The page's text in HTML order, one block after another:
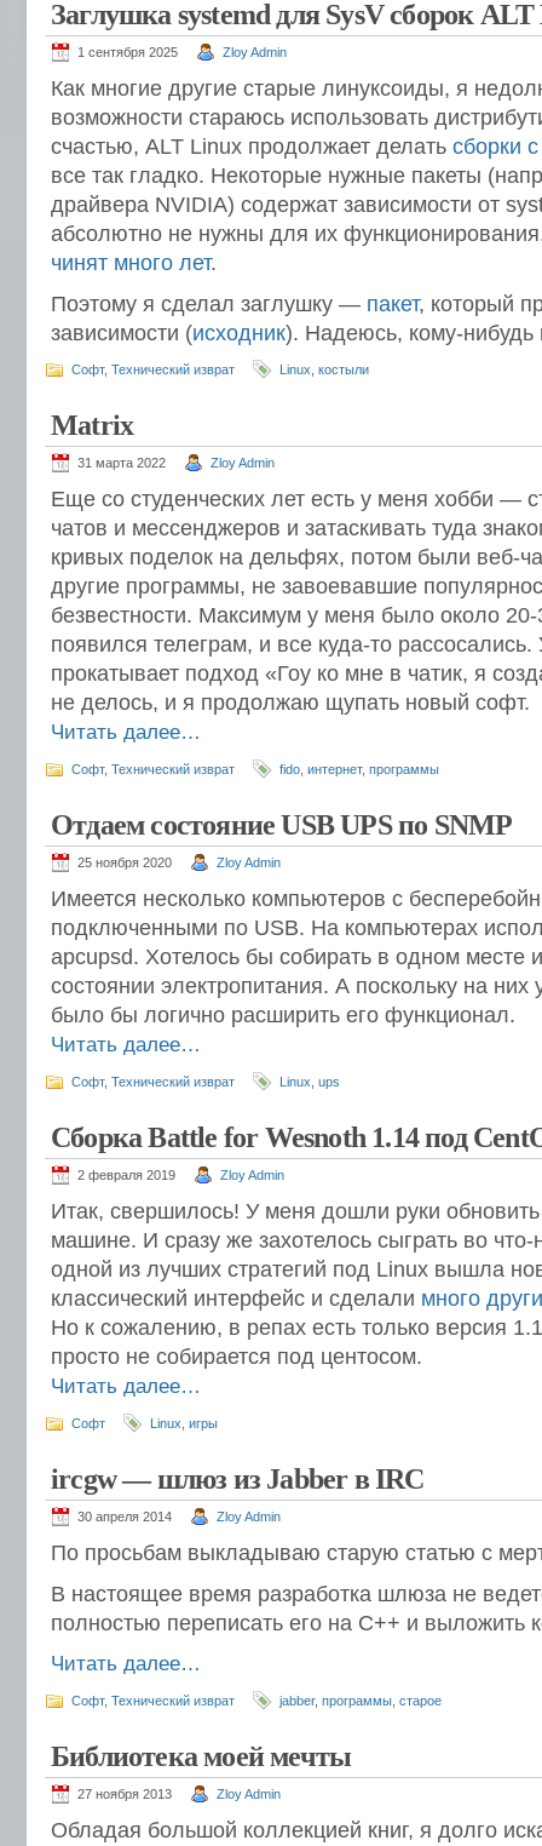
Заглушка systemd для SysV сборок
1 сентября 2025 Zloy Admin
Как многие другие старые линуксоиды, я
возможности стараюсь использовать
счастью, ALT Linux продолжает делать сборки
все так гладко. Некоторые нужные пакеты
драйвера NVIDIA) содержат зависимости от
абсолютно не нужны для их
чинят много лет.
Поэтому я сделал заглушку — пакет, который
зависимости (исходник). Надеюсь, кому-нибудь
Софт, Технический изврат Linux костыли
Matrix
31 марта 2022 Zloy Admin
Еще со студенческих лет есть у меня хобби —
чатов и мессенджеров и затаскивать туда
кривых поделок на дельфях, потом были веб-
другие программы, не завоевавшие
безвестности. Максимум у меня было около
появился телеграм, и все куда-то
прокатывает подход «Гоу ко мне в чатик, я
не делось, и я продолжаю щупать новый софт.
Читать далее…
Софт, Технический изврат fido интернет, программы
Отдаем состояние USB UPS по SNMP
25 ноября 2020 Zloy Admin
Имеется несколько компьютеров с
подключенными по USB. На компьютерах
apcupsd. Хотелось бы собирать в одном
состоянии электропитания. А поскольку на них
было бы логично расширить его функционал.
Читать далее…
Софт, Технический изврат Linux ups
Сборка Battle for Wesnoth 1.14 под
2 февраля 2019 Zloy Admin
Итак, свершилось! У меня дошли руки
машине. И сразу же захотелось сыграть во
одной из лучших стратегий под Linux вышла
классический интерфейс и сделали много
Но к сожалению, в репах есть только версия
просто не собирается под центосом.
Читать далее…
Софт Linux игры
ircgw — шлюз из Jabber в IRC
30 апреля 2014 Zloy Admin
По просьбам выкладываю старую статью с
В настоящее время разработка шлюза не
полностью переписать его на C++ и выложить
Читать далее…
Софт, Технический изврат jabber, программы старое
Библиотека моей мечты
27 ноября 2013 Zloy Admin
Обладая большой коллекцией книг, я долго